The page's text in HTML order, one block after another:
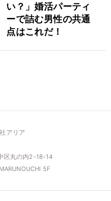
い？」婚活パーティ
ーで詰む男性の共通
点はこれだ！
アリア
区丸の内2-18-14
5F
検索